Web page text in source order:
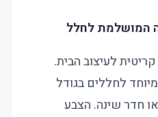
המושלמת לחלל
לעיצוב הבית.
לחללים בגודל
או חדר שינה. הצבע